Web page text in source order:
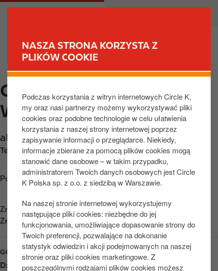
NASZA STRONA KORZYSTA Z
PLIKÓW COOKIE
Podczas korzystania z witryn internetowych Circle K,
my oraz nasi partnerzy możemy wykorzystywać pliki
cookies oraz podobne technologie w celu ułatwienia
korzystania z naszej strony internetowej poprzez
zapisywanie informacji o przeglądarce. Niekiedy,
informacje zbierane za pomocą plików cookies mogą
stanowić dane osobowe – w takim przypadku,
administratorem Twoich danych osobowych jest Circle
K Polska sp. z o.o. z siedzibą w Warszawie.
Na naszej stronie internetowej wykorzystujemy
następujące pliki cookies: niezbędne do jej
funkcjonowania, umożliwiające dopasowanie strony do
Twoich preferencji, pozwalające na dokonanie
statystyk odwiedzin i akcji podejmowanych na naszej
stronie oraz pliki cookies marketingowe. Z
poszczególnymi rodzajami plików cookies możesz
d
o
t
e
ś
M
v
CIRCLE K LODZ,
WYSZYNSKIEGO
al. Wyszyńskiego 27,Łódź,94-048,PL
Telefon: +48426898452
Poznaj wskazówki dojazdu
Znajdź nas naApp Store
Znajdź nas na Google Play
GODZINY OTWARCIA
Dzień
Opening hours